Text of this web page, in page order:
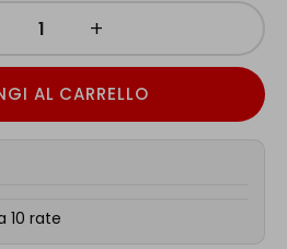
+
AL CARRELLO
10 rate